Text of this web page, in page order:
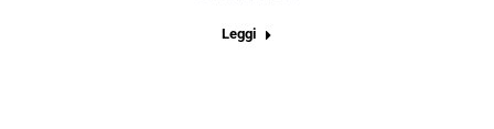
Leggi